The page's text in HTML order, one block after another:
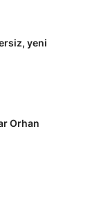
yeni
Orhan